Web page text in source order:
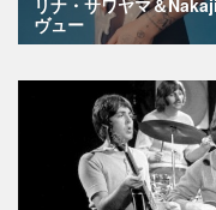
ヴュー